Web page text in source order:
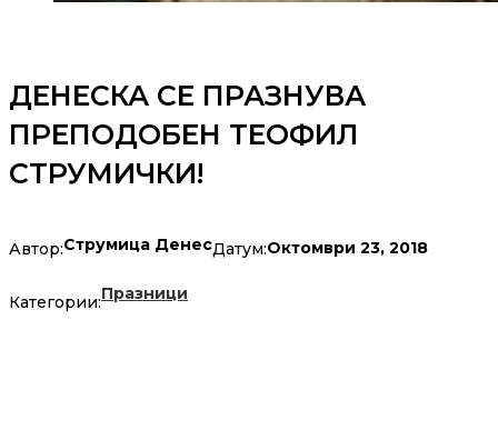
ДЕНЕСКА СЕ ПРАЗНУВА
ПРЕПОДОБЕН ТЕОФИЛ
СТРУМИЧКИ!
Автор:Струмица ДенесДатум:Октомври 23, 2018
Категории:Празници